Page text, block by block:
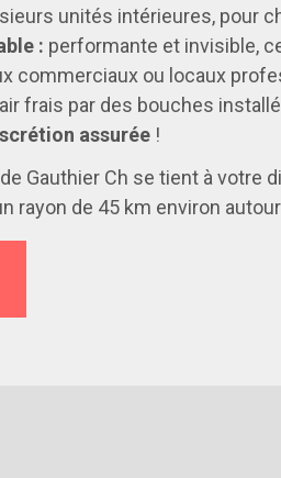
unités intérieures, pour
: performante et invisible,
commerciaux ou locaux
frais par des bouches
assurée !
Gauthier Ch se tient à
rayon de 45 km environ